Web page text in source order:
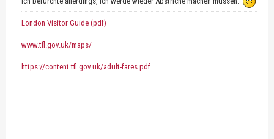
London Visitor Guide (pdf)
www.tfl.gov.uk/maps/
https://content.tfl.gov.uk/adult-fares.pdf